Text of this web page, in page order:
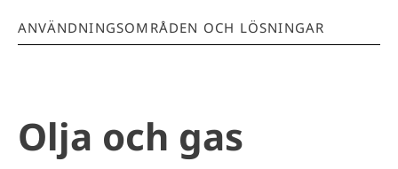
ANVÄNDNINGSOMRÅDEN OCH LÖSNINGAR
Olja och gas